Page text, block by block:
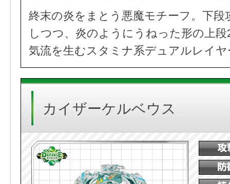
終末の炎をまとう悪魔モチーフ。下
しつつ、炎のようにうねった形の上
気流を生むスタミナ系デュアルレイヤ
カイザーケルベウス